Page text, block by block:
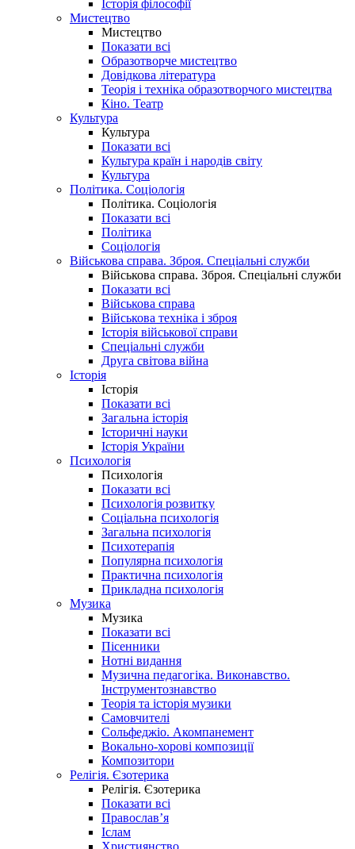
Історія філософії
Мистецтво
Мистецтво
Показати всі
Образотворче мистецтво
Довідкова література
Теорія і техніка образотворчого мистецтва
Кіно. Театр
Культура
Культура
Показати всі
Культура країн і народів світу
Культура
Політика. Соціологія
Політика. Соціологія
Показати всі
Політика
Соціологія
Військова справа. Зброя. Спеціальні служби
Військова справа. Зброя. Спеціальні служби
Показати всі
Військова справа
Військова техніка і зброя
Історія військової справи
Спеціальні служби
Друга світова війна
Історія
Історія
Показати всі
Загальна історія
Історичні науки
Історія України
Психологія
Психологія
Показати всі
Психологія розвитку
Соціальна психологія
Загальна психологія
Психотерапія
Популярна психологія
Практична психологія
Прикладна психологія
Музика
Музика
Показати всі
Пісенники
Нотні видання
Музична педагогіка. Виконавство.
Інструментознавство
Теорія та історія музики
Самовчителі
Сольфеджіо. Акомпанемент
Вокально-хорові композиції
Композитори
Релігія. Єзотерика
Релігія. Єзотерика
Показати всі
Православ’я
Іслам
Християнство